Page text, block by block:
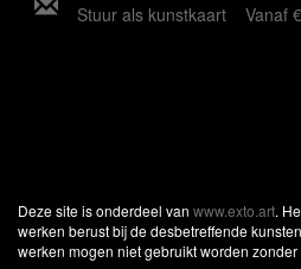
Stuur als kunstkaart Vanaf
Deze site is onderdeel van www.exto.art.
werken berust bij de desbetreffende
werken mogen niet gebruikt worden